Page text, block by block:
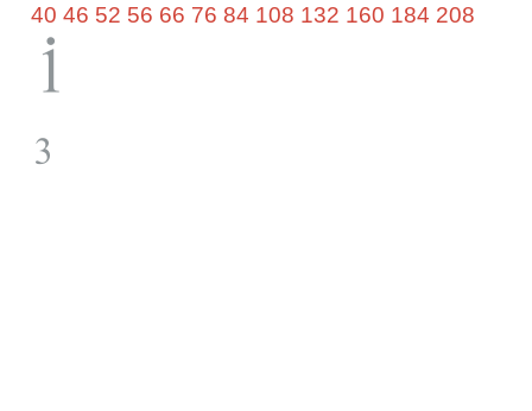
40 46 52 56 66 76 84 108 132 160 184 208
!
3